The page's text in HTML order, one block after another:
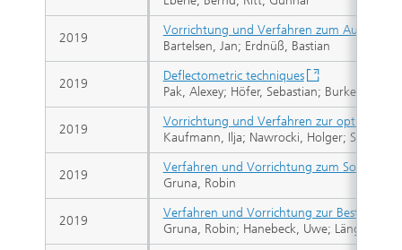
Vorrichtung und Verfahren zum Auffinden
Bartelsen, Jan; Erdnüß, Bastian
Deflectometric techniques
Pak, Alexey; Höfer, Sebastian; Burke, Jan
Vorrichtung und Verfahren zur optischen
Kaufmann, Ilja; Nawrocki, Holger; Scherer-
Verfahren und Vorrichtung zum Sortieren
Gruna, Robin
Verfahren und Vorrichtung zur
Gruna, Robin; Hanebeck, Uwe; Längle,
2019
2019
2019
2019
2019